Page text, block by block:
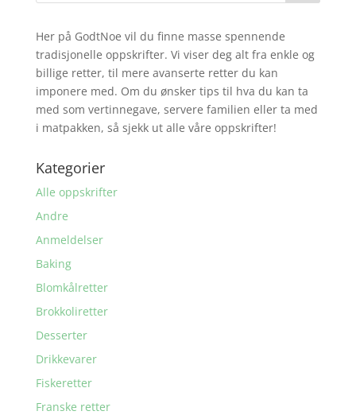
Her på GodtNoe vil du finne masse spennende
tradisjonelle oppskrifter. Vi viser deg alt fra enkle og
billige retter, til mere avanserte retter du kan
imponere med. Om du ønsker tips til hva du kan ta
med som vertinnegave, servere familien eller ta med
i matpakken, så sjekk ut alle våre oppskrifter!
Kategorier
Alle oppskrifter
Andre
Anmeldelser
Baking
Blomkålretter
Brokkoliretter
Desserter
Drikkevarer
Fiskeretter
Franske retter